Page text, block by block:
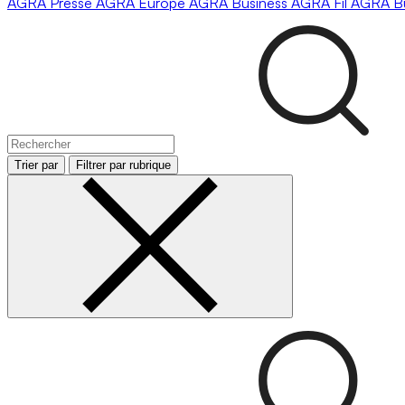
Trier par Filtrer par rubrique